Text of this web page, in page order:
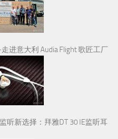
意大利 Audia Flight 歌匠工厂
听新选择：拜雅DT 30 IE监听耳